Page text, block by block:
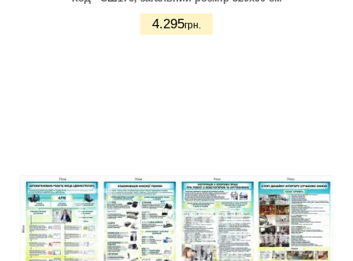
4.295грн.